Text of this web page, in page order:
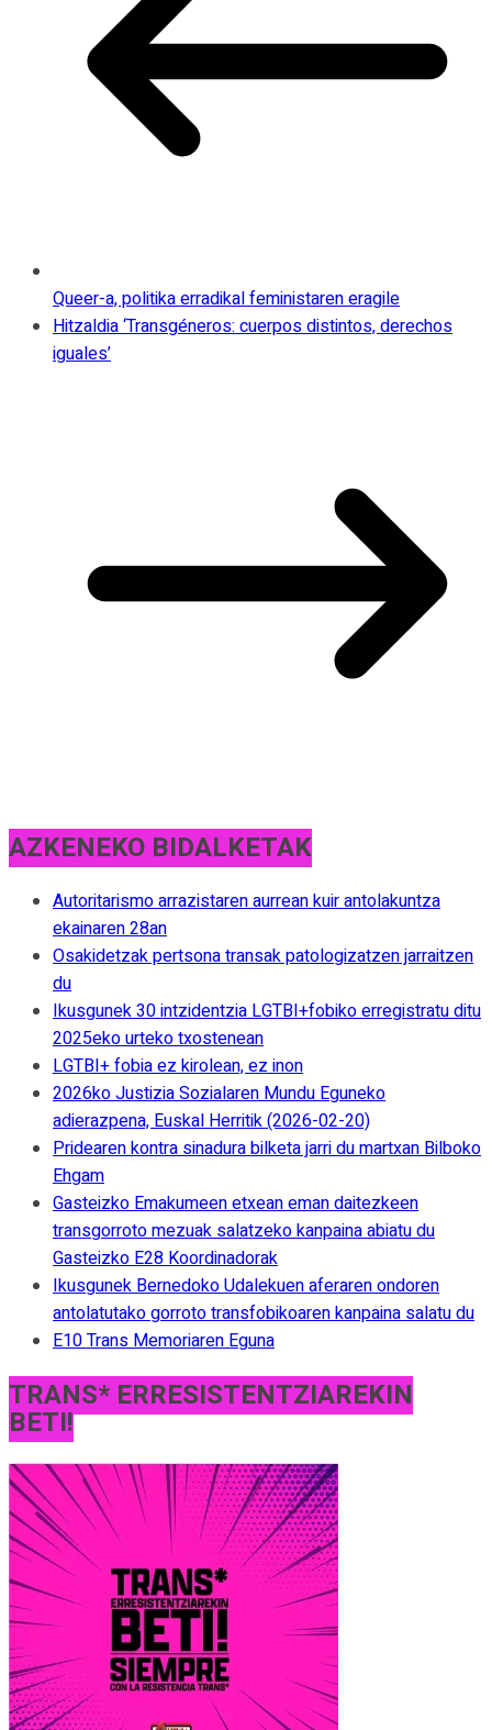
Queer-a, politika erradikal feministaren eragile
Hitzaldia ‘Transgéneros: cuerpos distintos, derechos
iguales’
AZKENEKO BIDALKETAK
Autoritarismo arrazistaren aurrean kuir antolakuntza
ekainaren 28an
Osakidetzak pertsona transak patologizatzen jarraitzen
du
Ikusgunek 30 intzidentzia LGTBI+fobiko erregistratu ditu
2025eko urteko txostenean
LGTBI+ fobia ez kirolean, ez inon
2026ko Justizia Sozialaren Mundu Eguneko
adierazpena, Euskal Herritik (2026-02-20)
Pridearen kontra sinadura bilketa jarri du martxan Bilboko
Ehgam
Gasteizko Emakumeen etxean eman daitezkeen
transgorroto mezuak salatzeko kanpaina abiatu du
Gasteizko E28 Koordinadorak
Ikusgunek Bernedoko Udalekuen aferaren ondoren
antolatutako gorroto transfobikoaren kanpaina salatu du
E10 Trans Memoriaren Eguna
TRANS* ERRESISTENTZIAREKIN
BETI!